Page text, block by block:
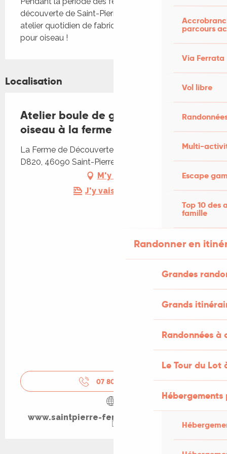
parcours
Via Ferrata
Vol libre
Multi-
Escape
Top 10 des
famille
Randonner en
Grandes
Grands
Randonnées
Le Tour du Lot
découverte de Saint-Pierre-Lafeuille vous offre un
atelier quotidien de fabrication de boule à graines
pour oiseau !
Localisation
Atelier boule de graine pour
oiseau à la ferme de découverte
La Ferme de Découverte, Graves de Moncoutié,
D820, 46090 Saint-Pierre-Lafeuille
M'y rendre
J'y vais en train !
07 80 66 75
www.saintpierre-fermededecouverte.fr